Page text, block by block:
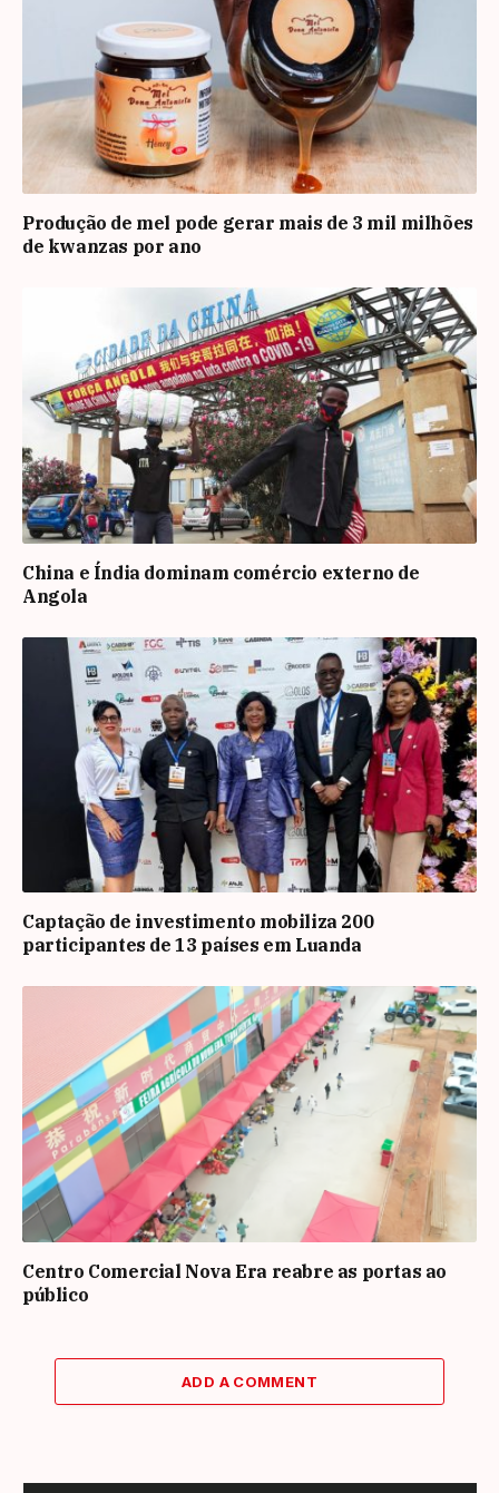
Produção de mel pode gerar mais de 3 mil milhões
de kwanzas por ano
China e Índia dominam comércio externo de
Angola
Captação de investimento mobiliza 200
participantes de 13 países em Luanda
Centro Comercial Nova Era reabre as portas ao
público
ADD A COMMENT